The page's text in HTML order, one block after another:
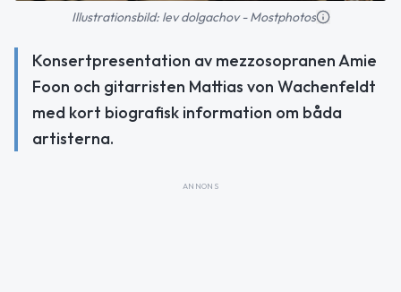
Illustrationsbild: lev dolgachov - Mostphotos
Konsertpresentation av mezzosopranen Amie
Foon och gitarristen Mattias von Wachenfeldt
med kort biografisk information om båda
artisterna.
ANNONS